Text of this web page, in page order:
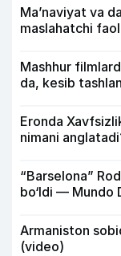
Ma’naviyat va
maslahatchi
Mashhur
da, kesib
Eronda
nimani
“Barselona”
bo‘ldi — Mundo
Armaniston
(video)